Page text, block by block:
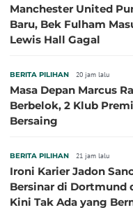
Manchester United
Baru, Bek Fulham
Lewis Hall Gagal
BERITA PILIHAN 20 jam lalu
Masa Depan Marcus
Berbelok, 2 Klub
Bersaing
BERITA PILIHAN 21 jam lalu
Ironi Karier Jadon
Bersinar di Dortmund
Kini Tak Ada yang